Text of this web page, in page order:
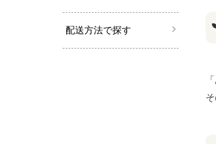
配送方法で探す